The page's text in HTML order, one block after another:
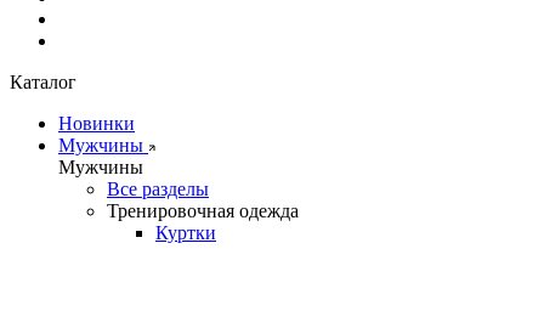
Каталог
Новинки
Мужчины
Мужчины
Все разделы
Тренировочная одежда
Куртки